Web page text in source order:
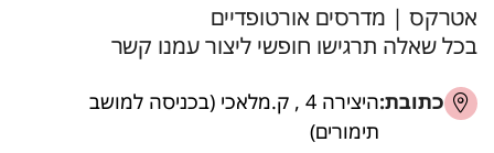
אטרקס | מדרסים אורטופדיים
בכל שאלה תרגישו חופשי ליצור עמנו קשר
כתובת:
היצירה 4 , ק.מלאכי (בכניסה למושב
תימורים)